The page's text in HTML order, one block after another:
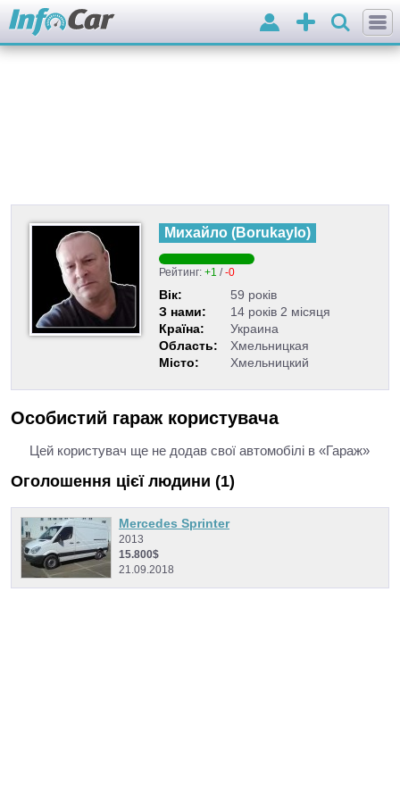
Додати
оголошення
Вхід
Михайло (Borukaylo)
Рейтинг: +1 /-0
Вік:
59 років
З нами:
14 років 2 місяця
Країна:
Украина
Область:
Хмельницкая
Місто:
Хмельницкий
Особистий гараж користувача
Цей користувач ще не додав свої автомобілі в «Гараж»
Оголошення цієї людини (1)
Mercedes Sprinter
2013
15.800$
21.09.2018